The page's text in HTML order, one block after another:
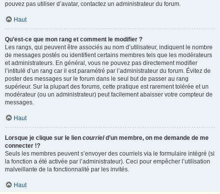
pouvez pas utiliser d’avatar, contactez un administrateur du forum.
Haut
Qu’est-ce que mon rang et comment le modifier ?
Les rangs, qui peuvent être associés au nom d’utilisateur, indiquent le nombre
de messages postés ou identifient certains membres tels que les modérateurs
et administrateurs. En général, vous ne pouvez pas directement modifier
l’intitulé d’un rang car il est paramétré par l’administrateur du forum. Évitez de
poster des messages sur le forum dans le seul but de passer au rang
supérieur. Sur la plupart des forums, cette pratique est rarement tolérée et un
modérateur (ou un administrateur) peut facilement abaisser votre compteur de
messages.
Haut
Lorsque je clique sur le lien courrield’un membre, on me demande de me
connecter !?
Seuls les membres peuvent s’envoyer des courriels via le formulaire intégré (si
la fonction a été activée par l’administrateur). Ceci pour empêcher l’utilisation
malveillante de la fonctionnalité par les invités.
Haut